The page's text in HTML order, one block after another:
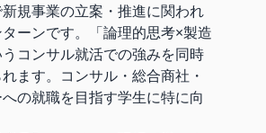
規事業の立案・推進に関われ
ーンです。「論理的思考×製造
コンサル就活での強みを同時
ます。コンサル・総合商社・
の就職を目指す学生に特に向